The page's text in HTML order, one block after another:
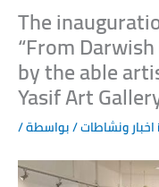
The
“From
by the able
Yasif Art
/ اخبار ونشاطات